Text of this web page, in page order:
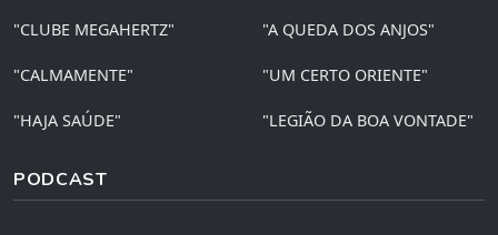
"CLUBE MEGAHERTZ" "A QUEDA DOS ANJOS"
"CALMAMENTE" "UM CERTO ORIENTE"
"HAJA SAÚDE" "LEGIÃO DA BOA VONTADE"
PODCAST